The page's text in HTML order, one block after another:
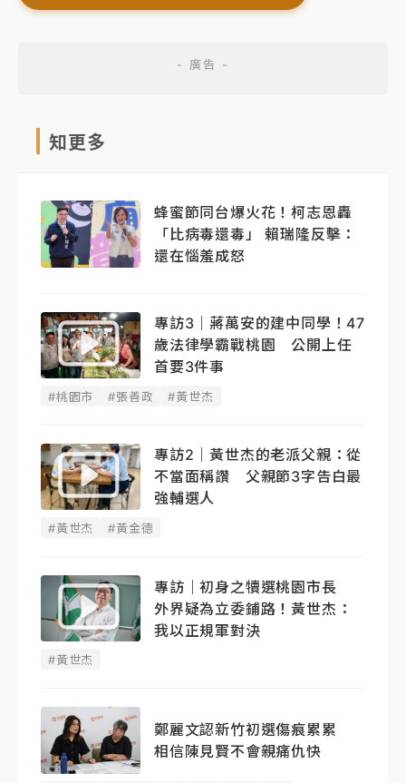
知更多
蜂蜜節同台爆火花！柯志恩轟
「比病毒還毒」 賴瑞隆反擊：
還在惱羞成怒
專訪3｜蔣萬安的建中同學！47
歲法律學霸戰桃園 公開上任
首要3件事
#桃園市 #張善政 #黃世杰
專訪2｜黃世杰的老派父親：從
不當面稱讚 父親節3字告白最
強輔選人
#黃世杰 #黃金德
專訪｜初身之犢選桃園市長
外界疑為立委鋪路！黃世杰：
我以正規軍對決
#黃世杰
鄭麗文認新竹初選傷痕累累
相信陳見賢不會親痛仇快